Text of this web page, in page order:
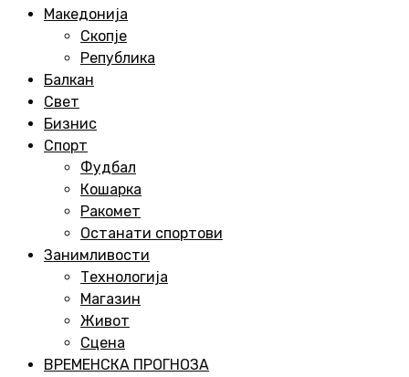
Македонија
Скопје
Република
Балкан
Свет
Бизнис
Спорт
Фудбал
Кошарка
Ракомет
Останати спортови
Занимливости
Технологија
Магазин
Живот
Сцена
ВРЕМЕНСКА ПРОГНОЗА